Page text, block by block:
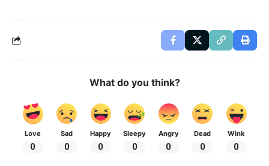
What do you think?
Love
0
Sad
0
Happy
0
Sleepy
0
Angry
0
Dead
0
Wink
0